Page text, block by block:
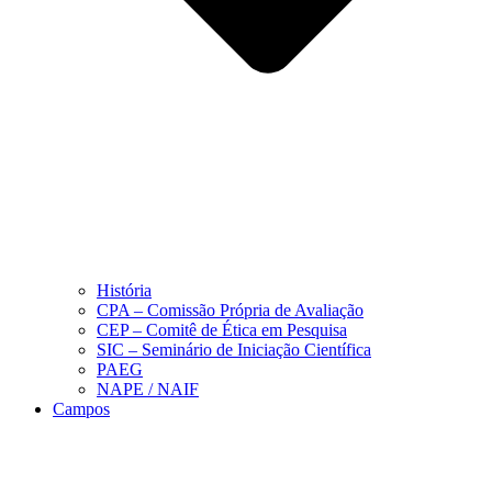
História
CPA – Comissão Própria de Avaliação
CEP – Comitê de Ética em Pesquisa
SIC – Seminário de Iniciação Científica
PAEG
NAPE / NAIF
Campos